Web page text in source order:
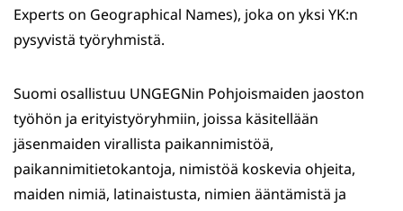
Experts on Geographical Names), joka on yksi YK:n
pysyvistä työryhmistä.
Suomi osallistuu UNGEGNin Pohjoismaiden jaoston
työhön ja erityistyöryhmiin, joissa käsitellään
jäsenmaiden virallista paikannimistöä,
paikannimitietokantoja, nimistöä koskevia ohjeita,
maiden nimiä, latinaistusta, nimien ääntämistä ja